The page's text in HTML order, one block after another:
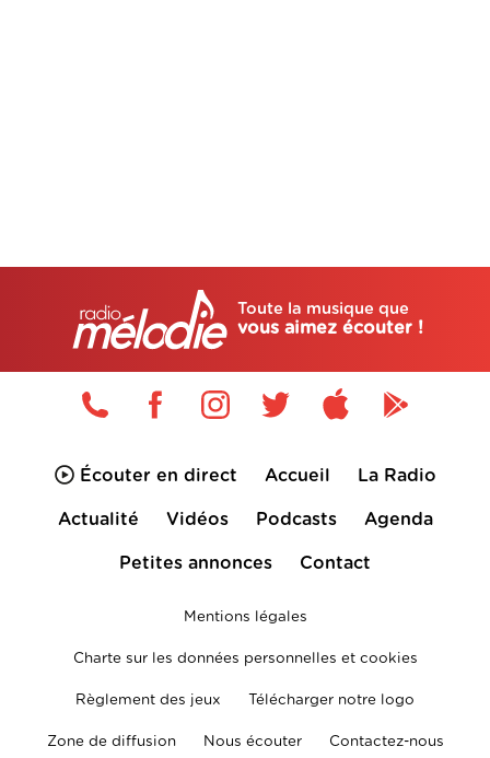
Toute la musique que
vous aimez écouter !
Écouter en direct Accueil La Radio
Actualité Vidéos Podcasts Agenda
Petites annonces Contact
Mentions légales
Charte sur les données personnelles et cookies
Règlement des jeux Télécharger notre logo
Zone de diffusion Nous écouter Contactez-nous